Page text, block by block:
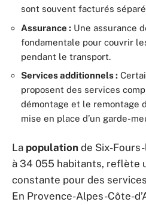
sont souvent facturés
Assurance : Une assurance
fondamentale pour couvrir
pendant le transport.
Services additionnels :
proposent des services
démontage et le remontage
mise en place d’un garde-
La population de Six-
à 34 055 habitants, reflète
constante pour des
En Provence-Alpes-Côte-